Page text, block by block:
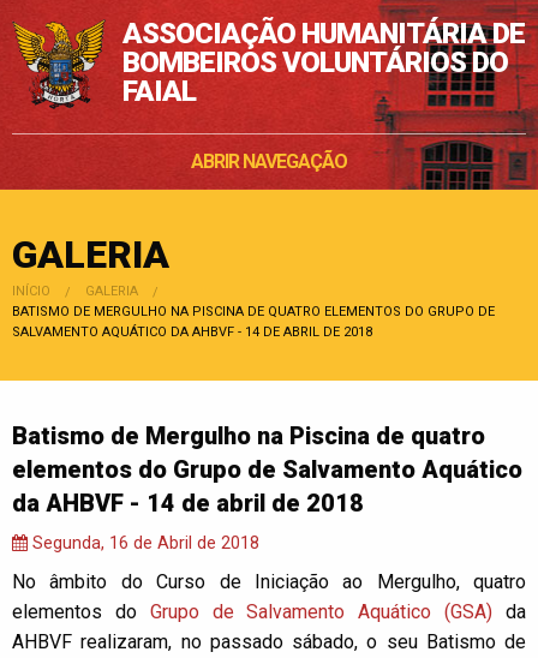
ASSOCIAÇÃO HUMANITÁRIA DE
BOMBEIROS VOLUNTÁRIOS DO
FAIAL
ABRIR NAVEGAÇÃO
GALERIA
INÍCIO
GALERIA
POSIÇÃO:
BATISMO DE MERGULHO NA PISCINA DE QUATRO ELEMENTOS DO GRUPO DE
SALVAMENTO AQUÁTICO DA AHBVF - 14 DE ABRIL DE 2018
Batismo de Mergulho na Piscina de quatro
elementos do Grupo de Salvamento Aquático
da AHBVF - 14 de abril de 2018
Segunda, 16 de Abril de 2018
No âmbito do Curso de Iniciação ao Mergulho, quatro
elementos do Grupo de Salvamento Aquático (GSA) da
AHBVF realizaram, no passado sábado, o seu Batismo de